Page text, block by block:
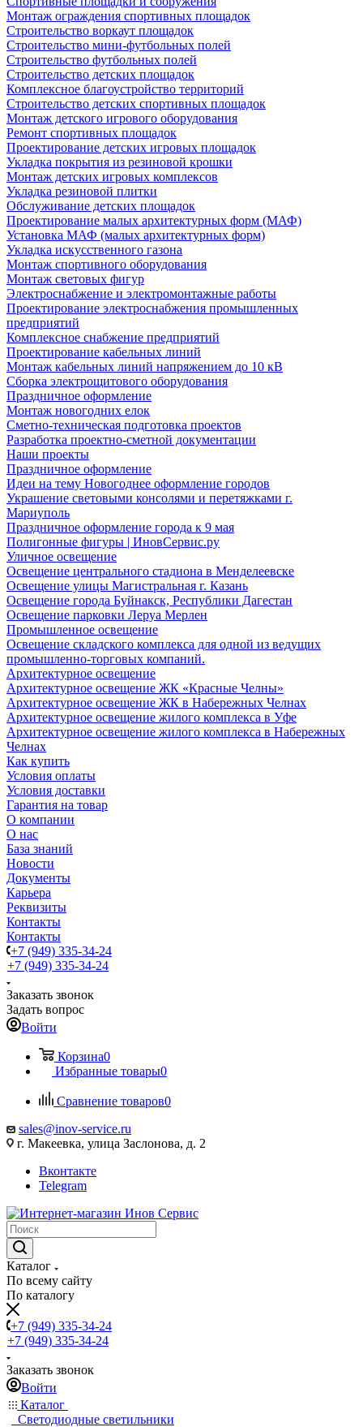
Монтаж ограждения спортивных площадок
Строительство воркаут площадок
Строительство мини-футбольных полей
Строительство футбольных полей
Строительство детских площадок
Комплексное благоустройство территорий
Строительство детских спортивных площадок
Монтаж детского игрового оборудования
Ремонт спортивных площадок
Проектирование детских игровых площадок
Укладка покрытия из резиновой крошки
Монтаж детских игровых комплексов
Укладка резиновой плитки
Обслуживание детских площадок
Проектирование малых архитектурных форм (МАФ)
Установка МАФ (малых архитектурных форм)
Укладка искусственного газона
Монтаж спортивного оборудования
Монтаж световых фигур
Электроснабжение и электромонтажные работы
Проектирование электроснабжения промышленных
предприятий
Комплексное снабжение предприятий
Проектирование кабельных линий
Монтаж кабельных линий напряжением до 10 кВ
Сборка электрощитового оборудования
Праздничное оформление
Монтаж новогодних елок
Сметно-техническая подготовка проектов
Разработка проектно-сметной документации
Наши проекты
Праздничное оформление
Идеи на тему Новогоднее оформление городов
Украшение световыми консолями и перетяжками г.
Мариуполь
Праздничное оформление города к 9 мая
Полигонные фигуры | ИновСервис.ру
Уличное освещение
Освещение центрального стадиона в Менделеевске
Освещение улицы Магистральная г. Казань
Освещение города Буйнакск, Республики Дагестан
Освещение парковки Леруа Мерлен
Промышленное освещение
Освещение складского комплекса для одной из ведущих
промышленно-торговых компаний.
Архитектурное освещение
Архитектурное освещение ЖК «Красные Челны»
Архитектурное освещение ЖК в Набережных Челнах
Архитектурное освещение жилого комплекса в Уфе
Архитектурное освещение жилого комплекса в Набережных
Челнах
Как купить
Условия оплаты
Условия доставки
Гарантия на товар
О компании
О нас
База знаний
Новости
Документы
Карьера
Реквизиты
Контакты
Контакты
+7 (949) 335-34-24
+7 (949) 335-34-24
Заказать звонок
Задать вопрос
Войти
Корзина0
Избранные товары0
Сравнение товаров0
sales@inov-service.ru
г. Макеевка, улица Заслонова, д. 2
Вконтакте
Telegram
Каталог
По всему сайту
По каталогу
+7 (949) 335-34-24
+7 (949) 335-34-24
Заказать звонок
Войти
Каталог
Светодиодные светильники